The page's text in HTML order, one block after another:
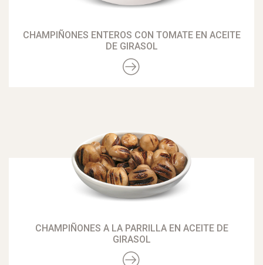
CHAMPIÑONES ENTEROS CON TOMATE EN ACEITE
DE GIRASOL
CHAMPIÑONES A LA PARRILLA EN ACEITE DE
GIRASOL